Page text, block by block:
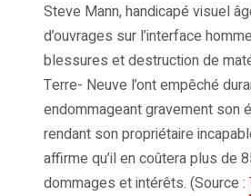
Steve Mann, handicapé visuel
d’ouvrages sur l’interface
blessures et destruction de
Terre- Neuve l’ont empêché
endommageant gravement son
rendant son propriétaire
affirme qu’il en coûtera plus de
dommages et intérêts. (Source :